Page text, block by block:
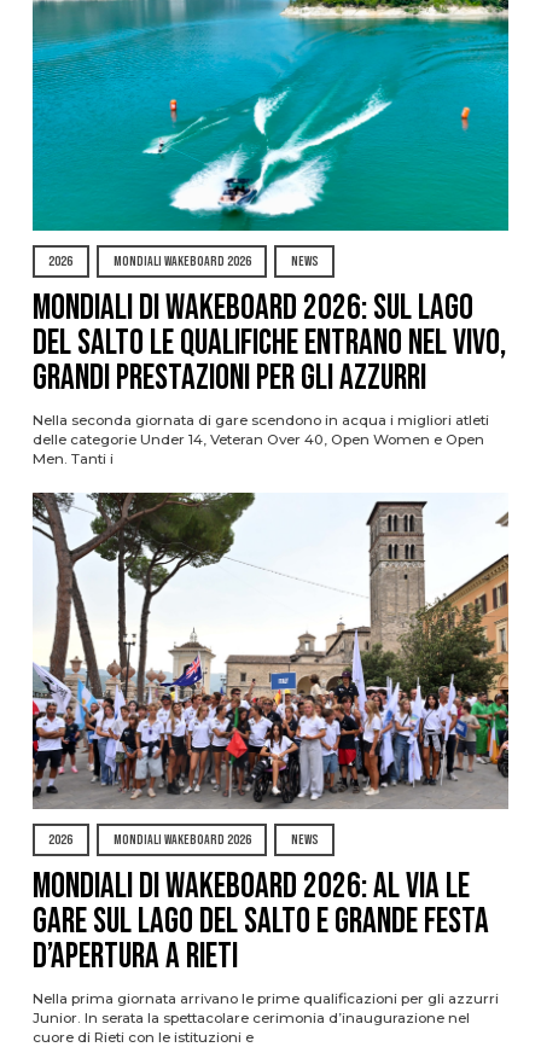
2026 MONDIALI WAKEBOARD 2026 NEWS
Mondiali di Wakeboard 2026: sul Lago
del Salto le qualifiche entrano nel vivo,
grandi prestazioni per gli azzurri
Nella seconda giornata di gare scendono in acqua i migliori atleti
delle categorie Under 14, Veteran Over 40, Open Women e Open
Men. Tanti i
2026 MONDIALI WAKEBOARD 2026 NEWS
Mondiali di Wakeboard 2026: al via le
gare sul Lago del Salto e grande festa
d’apertura a Rieti
Nella prima giornata arrivano le prime qualificazioni per gli azzurri
Junior. In serata la spettacolare cerimonia d’inaugurazione nel
cuore di Rieti con le istituzioni e